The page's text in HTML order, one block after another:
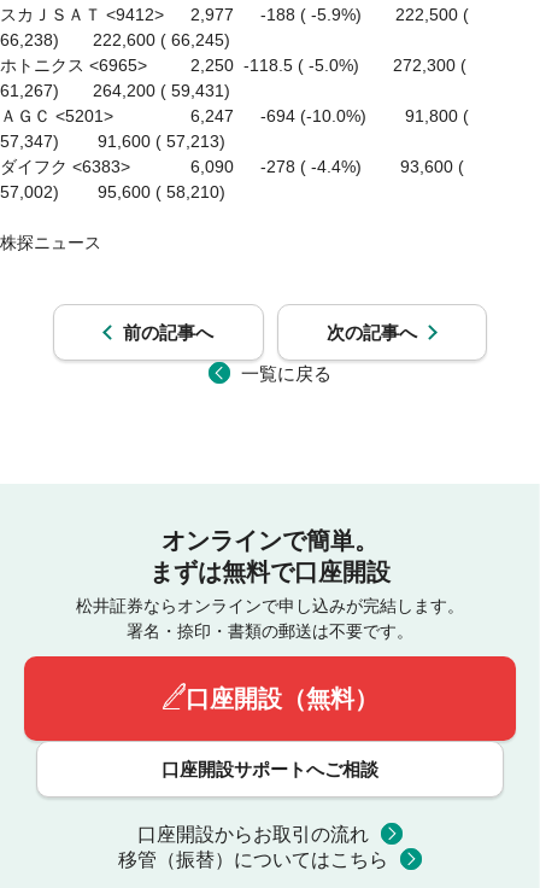
スカＪＳＡＴ <9412> 　 2,977 　 -188 ( -5.9%)　　222,500 (
66,238)　　222,600 ( 66,245)
ホトニクス <6965> 　　 2,250  -118.5 ( -5.0%)　　272,300 (
61,267)　　264,200 ( 59,431)
ＡＧＣ <5201> 　　　　 6,247 　 -694 (-10.0%)　　 91,800 (
57,347)　　 91,600 ( 57,213)
ダイフク <6383> 　　　 6,090 　 -278 ( -4.4%)　　 93,600 (
57,002)　　 95,600 ( 58,210)
前の記事へ
次の記事へ
一覧に戻る
オンラインで簡単。
まずは無料で口座開設
松井証券ならオンラインで申し込みが完結します。
署名・捺印・書類の郵送は不要です。
口座開設（無料）
口座開設サポートへご相談
口座開設からお取引の流れ
移管（振替）についてはこちら